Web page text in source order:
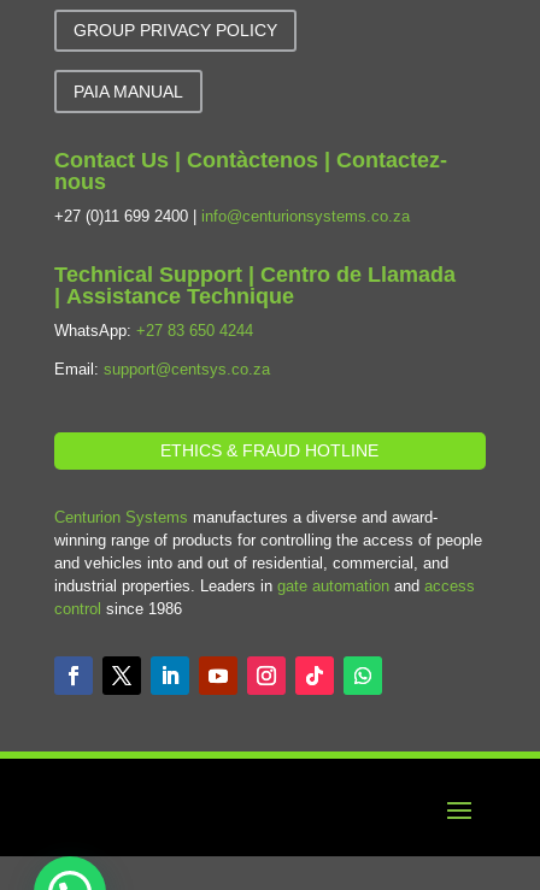
GROUP PRIVACY POLICY
PAIA MANUAL
Contact Us | Contàctenos | Contactez-
nous
+27 (0)11 699 2400 | info@centurionsystems.co.za
Technical Support | Centro de Llamada
| Assistance Technique
WhatsApp: +27 83 650 4244
Email: support@centsys.co.za
ETHICS & FRAUD HOTLINE
Centurion Systems manufactures a diverse and award-
winning range of products for controlling the access of people
and vehicles into and out of residential, commercial, and
industrial properties. Leaders in gate automationand access
control since 1986